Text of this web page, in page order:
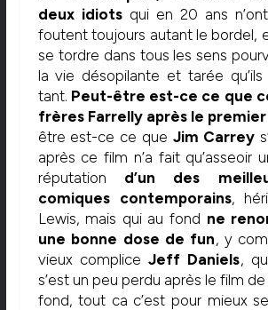
deux idiotsqui en 20 ans
foutent toujours autant le bordel,
se tordre dans tous les sens
la vie désopilante et tarée
tant. Peut-être est-ce ce que
frères Farrelly après le
être est-ce ce que Jim Carrey
après ce film n’a fait qu’asseoir
réputation d’un des
comiques contemporains,
Lewis, mais qui au fond ne
une bonne dose de fun, y
vieux compliceJeff Daniels,
s’est un peu perdu après le film
fond, tout ca c’est pour mieux